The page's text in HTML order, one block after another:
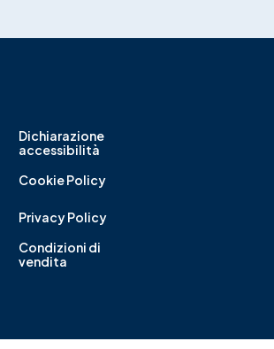
Dichiarazione
accessibilità
Cookie Policy
Privacy Policy
Condizioni di
vendita